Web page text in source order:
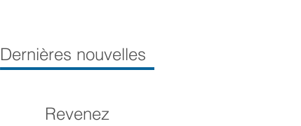
Dernières nouvelles
Revenez